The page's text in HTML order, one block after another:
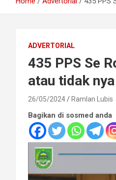
ADVERTORIAL
435 PPS Se
atau tidak
26/05/2024 Ramlan Lubis
Bagikan di sosmed anda